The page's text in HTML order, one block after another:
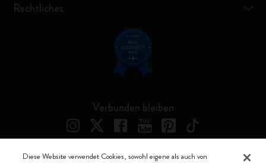
Rechtliches
Verbunden bleiben
Diese Website verwendet Cookies, sowohl eigene als auch von